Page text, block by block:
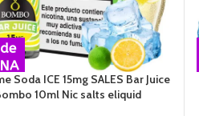
Soda ICE 15mg SALES Bar Juice
10ml Nic salts eliquid